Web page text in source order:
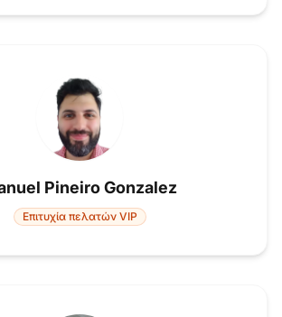
Pineiro Gonzalez
Επιτυχία πελατών VIP